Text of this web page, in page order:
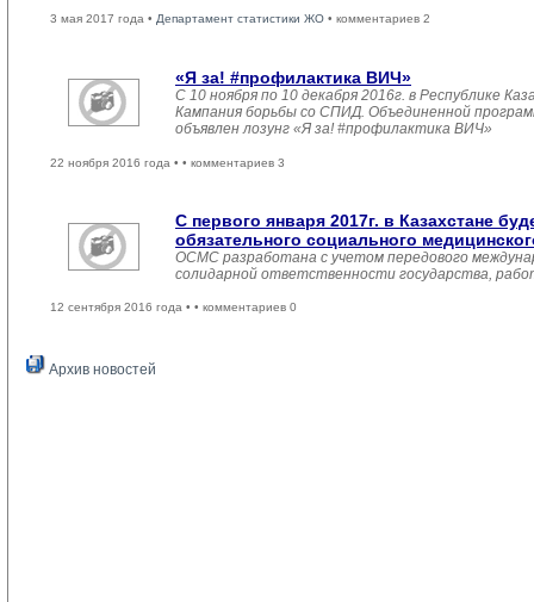
3 мая 2017 года • Департамент статистики ЖО • комментариев 2
«Я за! #профилактика ВИЧ»
С 10 ноября по 10 декабря 2016г. в Республике
Кампания борьбы со СПИД. Объединенной
объявлен лозунг «Я за! #профилактика ВИЧ»
22 ноября 2016 года • • комментариев 3
С первого января 2017г. в Казахстане
обязательного социального
ОСМС разработана с учетом передового
солидарной ответственности государства,
12 сентября 2016 года • • комментариев 0
Архив новостей